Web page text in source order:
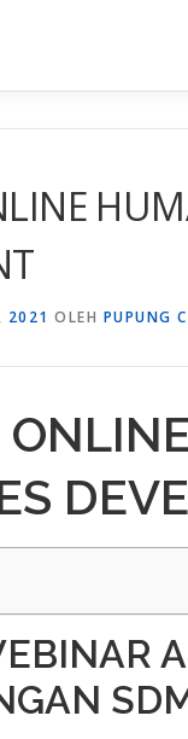
2021 OLEH PUPUNG